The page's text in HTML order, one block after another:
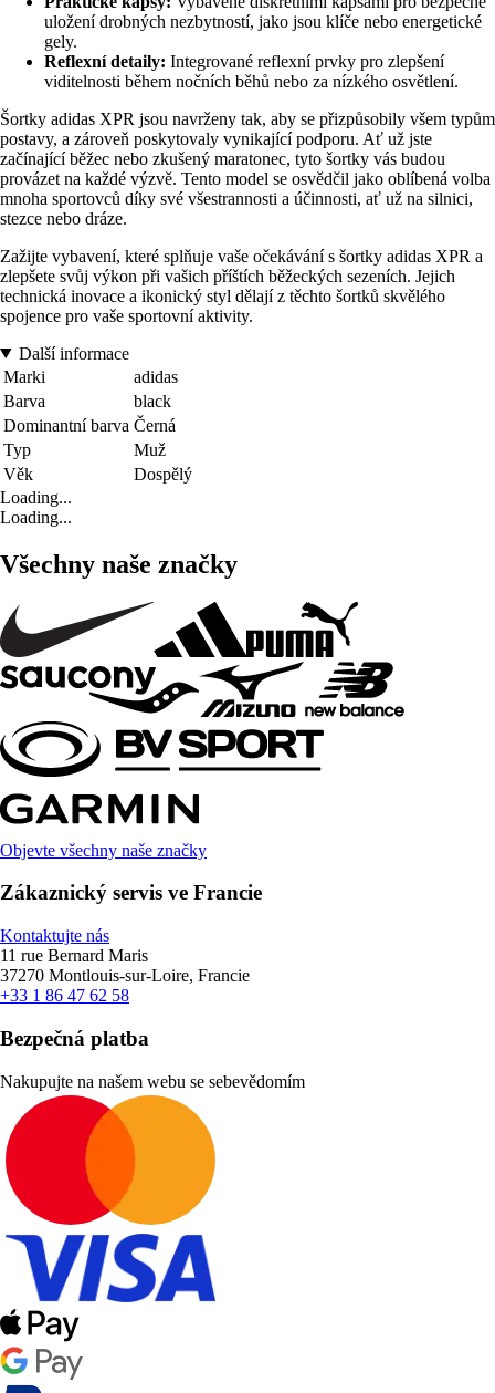
uložení drobných nezbytností, jako jsou klíče nebo energetické
gely.
Reflexní detaily: Integrované reflexní prvky pro zlepšení
viditelnosti během nočních běhů nebo za nízkého osvětlení.
Šortky adidas XPR jsou navrženy tak, aby se přizpůsobily všem typům
postavy, a zároveň poskytovaly vynikající podporu. Ať už jste
začínající běžec nebo zkušený maratonec, tyto šortky vás budou
provázet na každé výzvě. Tento model se osvědčil jako oblíbená volba
mnoha sportovců díky své všestrannosti a účinnosti, ať už na silnici,
stezce nebo dráze.
Zažijte vybavení, které splňuje vaše očekávání s šortky adidas XPR a
zlepšete svůj výkon při vašich příštích běžeckých sezeních. Jejich
technická inovace a ikonický styl dělají z těchto šortků skvělého
spojence pro vaše sportovní aktivity.
Další informace
Marki
adidas
Barva
black
Dominantní barva Černá
Typ
Muž
Věk
Dospělý
Loading...
Loading...
Všechny naše značky
Objevte všechny naše značky
Zákaznický servis ve Francie
Kontaktujte nás
11 rue Bernard Maris
37270 Montlouis-sur-Loire, Francie
+33 1 86 47 62 58
Bezpečná platba
Nakupujte na našem webu se sebevědomím